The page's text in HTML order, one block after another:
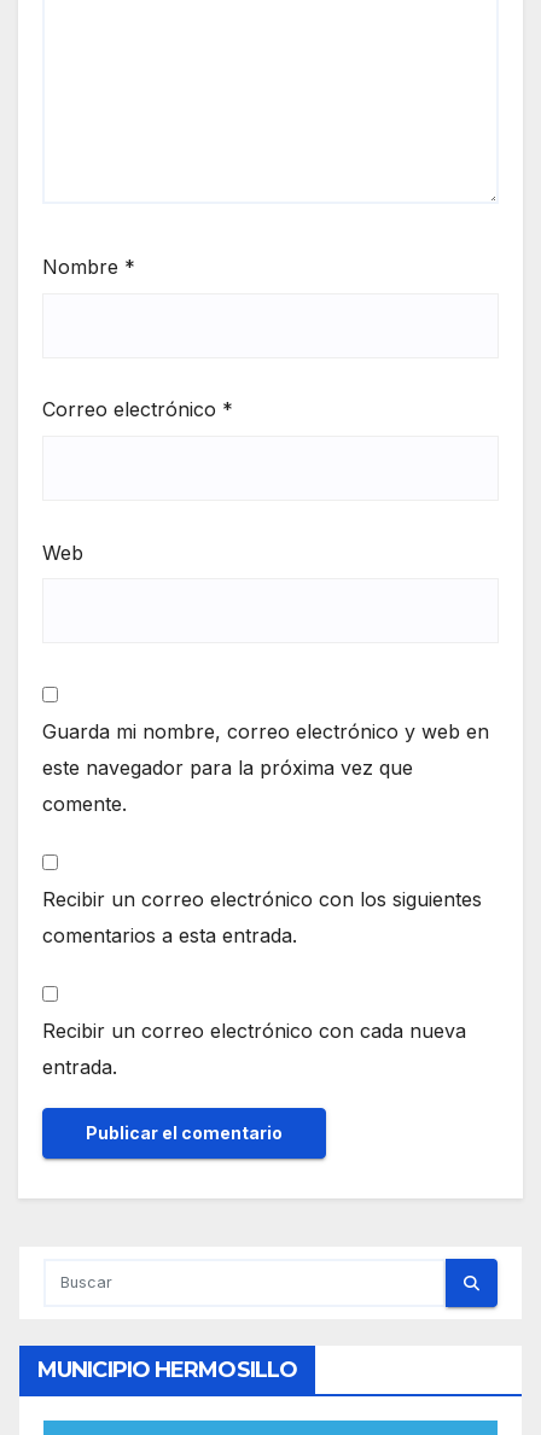
Nombre *
Correo electrónico *
Web
Guarda mi nombre, correo electrónico y web en
este navegador para la próxima vez que
comente.
Recibir un correo electrónico con los siguientes
comentarios a esta entrada.
Recibir un correo electrónico con cada nueva
entrada.
MUNICIPIO HERMOSILLO